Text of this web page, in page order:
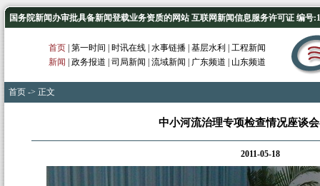
国务院新闻办审批具备新闻登载业务资质的网站 互联网新闻信息服务许可证 编号
首页 第一时间 时讯在线 水事链播 基层水利
工程新闻
新闻
政务报道 司局新闻 流域新闻 广东频道 山东频道
首页 -> 正文
中小河流治理专项检查情况座谈
2011-05-18